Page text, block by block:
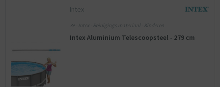
Intex
3+ - Intex - Reinigings materiaal - Kinderen
Intex Aluminium Telescoopsteel - 279 cm